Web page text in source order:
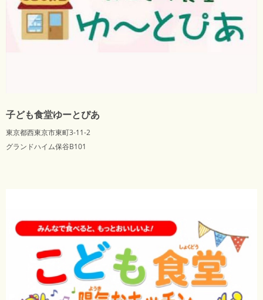
子ども食堂ゆーとぴあ
東京都西東京市東町3-11-2
グランドハイム保谷B101